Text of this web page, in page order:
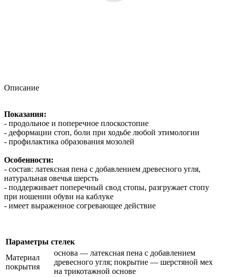
Описание
Показания:
- продольное и поперечное плоскостопие
- деформации стоп, боли при ходьбе любой этимологии
- профилактика образования мозолей
Особенности:
- состав: латексная пена с добавлением древесного угля,
натуральная овечья шерсть
- поддерживает поперечный свод стопы, разгружает стопу
при ношении обуви на каблуке
- имеет выраженное согревающее действие
Параметры стелек
Материал
покрытия
основа — латексная пена с добавлением
древесного угля; покрытие — шерстяной мех
на трикотажной основе